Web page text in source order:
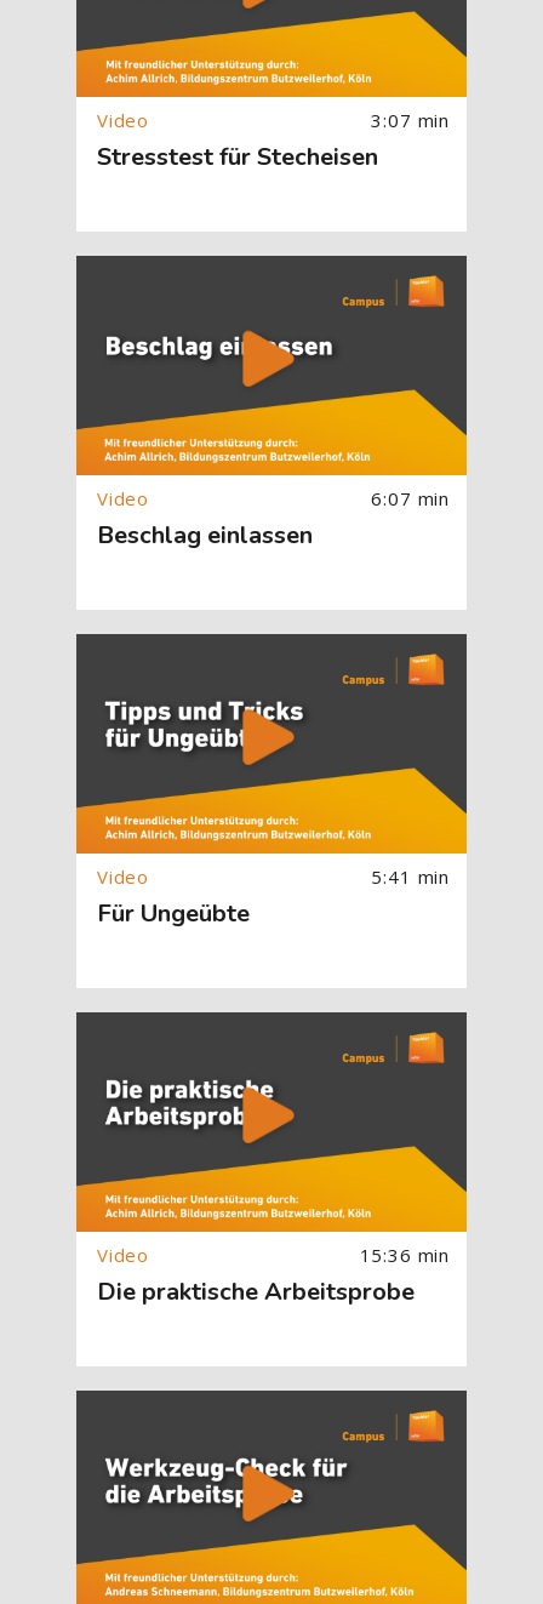
3:07 min
Stresstest für Stecheisen
[Cocoon] About (Text with Image) überspringen
6:07 min
Beschlag einlassen
[Cocoon] About (Text with Image) überspringen
5:41 min
Für Ungeübte
[Cocoon] About (Text with Image) überspringen
15:36 min
Die praktische Arbeitsprobe
[Cocoon] About (Text with Image) überspringen